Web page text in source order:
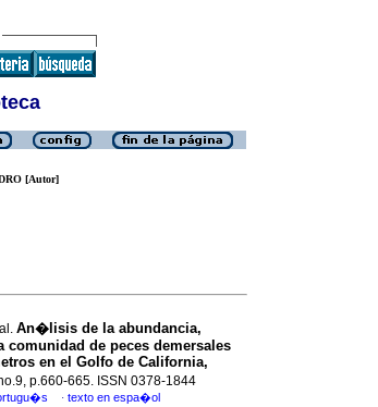
[Autor]
An�lisis de la abundancia,
de peces demersales
en el Golfo de California,
p.660-665. ISSN 0378-1844
· texto en espa�ol